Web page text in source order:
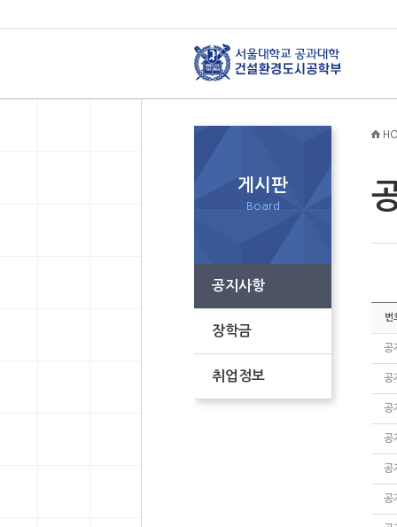
게시판
Board
공지사항
장학금
취업정보
번
공
공
공
공
공
공